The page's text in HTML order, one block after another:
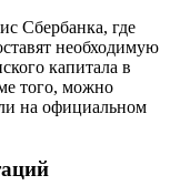
Сбербанка, где
необходимую
капитала в
того, можно
на официальном